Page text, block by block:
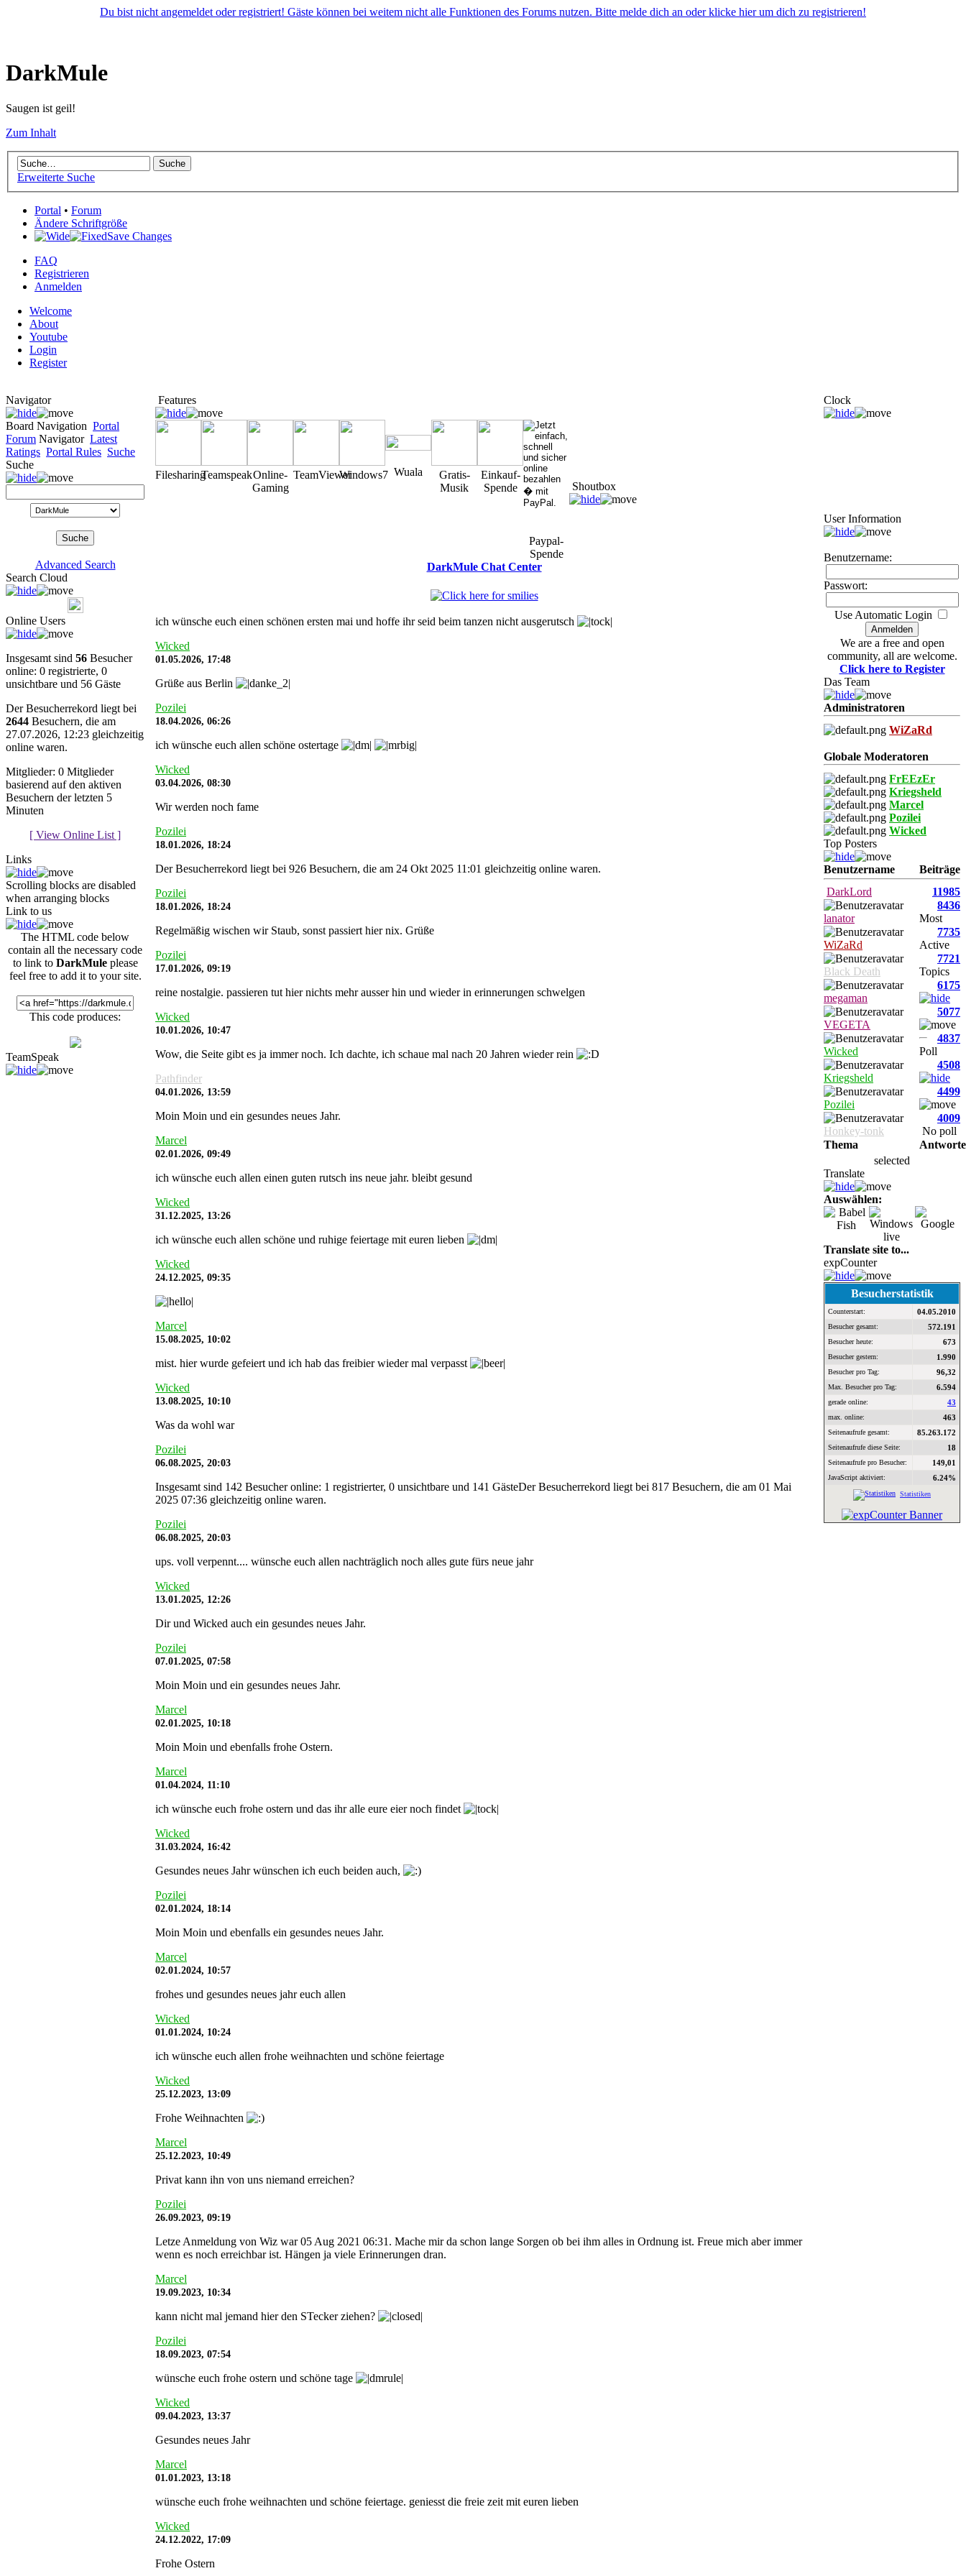
Du bist nicht angemeldet oder registriert! Gäste können bei weitem nicht alle Funktionen des Forums nutzen. Bitte melde dich an oder klicke hier um dich zu registrieren!
DarkMule
Saugen ist geil!
Zum Inhalt
Erweiterte Suche
Portal • Forum
Ändere Schriftgröße
Save Changes
FAQ
Registrieren
Anmelden
Welcome
About
Youtube
Login
Register
Navigator
Board Navigation Portal
Forum Navigator Latest
Ratings Portal Rules Suche
Suche
Advanced Search
Search Cloud
Online Users
Insgesamt sind 56 Besucher
online: 0 registrierte, 0
unsichtbare und 56 Gäste
Der Besucherrekord liegt bei
2644 Besuchern, die am
27.07.2026, 12:23 gleichzeitig
online waren.
Mitglieder: 0 Mitglieder
basierend auf den aktiven
Besuchern der letzten 5
Minuten
[ View Online List ]
Links
Scrolling blocks are disabled
when arranging blocks
Link to us
The HTML code below
contain all the necessary code
to link to DarkMuleplease
feel free to add it to your site.
This code produces:
TeamSpeak
Features
FilesharingTeamspeakOnline-
Gaming
TeamViewerWindows7 Wuala
Gratis-
Musik
Einkauf-
Spende
Paypal-
Spende
Shoutbox
DarkMule Chat Center
ich wünsche euch einen schönen ersten mai und hoffe ihr seid beim tanzen nicht ausgerutsch
Wicked
01.05.2026, 17:48
Grüße aus Berlin
Pozilei
18.04.2026, 06:26
ich wünsche euch allen schöne ostertage
Wicked
03.04.2026, 08:30
Wir werden noch fame
Pozilei
18.01.2026, 18:24
Der Besucherrekord liegt bei 926 Besuchern, die am 24 Okt 2025 11:01 gleichzeitig online waren.
Pozilei
18.01.2026, 18:24
Regelmäßig wischen wir Staub, sonst passiert hier nix. Grüße
Pozilei
17.01.2026, 09:19
reine nostalgie. passieren tut hier nichts mehr ausser hin und wieder in erinnerungen schwelgen
Wicked
10.01.2026, 10:47
Wow, die Seite gibt es ja immer noch. Ich dachte, ich schaue mal nach 20 Jahren wieder rein
Pathfinder
04.01.2026, 13:59
Moin Moin und ein gesundes neues Jahr.
Marcel
02.01.2026, 09:49
ich wünsche euch allen einen guten rutsch ins neue jahr. bleibt gesund
Wicked
31.12.2025, 13:26
ich wünsche euch allen schöne und ruhige feiertage mit euren lieben
Wicked
24.12.2025, 09:35
Marcel
15.08.2025, 10:02
mist. hier wurde gefeiert und ich hab das freibier wieder mal verpasst
Wicked
13.08.2025, 10:10
Was da wohl war
Pozilei
06.08.2025, 20:03
Insgesamt sind 142 Besucher online: 1 registrierter, 0 unsichtbare und 141 GästeDer Besucherrekord liegt bei 817 Besuchern, die am 01 Mai
2025 07:36 gleichzeitig online waren.
Pozilei
06.08.2025, 20:03
ups. voll verpennt.... wünsche euch allen nachträglich noch alles gute fürs neue jahr
Wicked
13.01.2025, 12:26
Dir und Wicked auch ein gesundes neues Jahr.
Pozilei
07.01.2025, 07:58
Moin Moin und ein gesundes neues Jahr.
Marcel
02.01.2025, 10:18
Moin Moin und ebenfalls frohe Ostern.
Marcel
01.04.2024, 11:10
ich wünsche euch frohe ostern und das ihr alle eure eier noch findet
Wicked
31.03.2024, 16:42
Gesundes neues Jahr wünschen ich euch beiden auch,
Pozilei
02.01.2024, 18:14
Moin Moin und ebenfalls ein gesundes neues Jahr.
Marcel
02.01.2024, 10:57
frohes und gesundes neues jahr euch allen
Wicked
01.01.2024, 10:24
ich wünsche euch allen frohe weihnachten und schöne feiertage
Wicked
25.12.2023, 13:09
Frohe Weihnachten
Marcel
25.12.2023, 10:49
Privat kann ihn von uns niemand erreichen?
Pozilei
26.09.2023, 09:19
Letze Anmeldung von Wiz war 05 Aug 2021 06:31. Mache mir da schon lange Sorgen ob bei ihm alles in Ordnung ist. Freue mich aber immer
wenn es noch erreichbar ist. Hängen ja viele Erinnerungen dran.
Marcel
19.09.2023, 10:34
kann nicht mal jemand hier den STecker ziehen?
Pozilei
18.09.2023, 07:54
wünsche euch frohe ostern und schöne tage
Wicked
09.04.2023, 13:37
Gesundes neues Jahr
Marcel
01.01.2023, 13:18
wünsche euch frohe weihnachten und schöne feiertage. geniesst die freie zeit mit euren lieben
Wicked
24.12.2022, 17:09
Frohe Ostern
Clock
User Information
Benutzername:
Passwort:
Use Automatic Login
We are a free and open
community, all are welcome.
Click here to Register
Das Team
Administratoren
WiZaRd
Globale Moderatoren
FrEEzEr
Kriegsheld
Marcel
Pozilei
Wicked
Top Posters
Benutzername
Beiträge
DarkLord
11985
lanator
8436
WiZaRd
7735
Black Death
7721
megaman
6175
VEGETA
5077
Wicked
4837
Kriegsheld
4508
Pozilei
4499
Honkey-tonk
4009
Most
Active
Topics
Thema
Poll
No poll
selected
Translate
Auswählen:
Translate site to...
expCounter
Besucherstatistik
Counterstart: 04.05.2010
Besucher gesamt: 572.191
Besucher heute: 673
Besucher gestern: 1.990
Besucher pro Tag: 96,32
Max. Besucher pro Tag: 6.594
gerade online: 43
max. online: 463
Seitenaufrufe gesamt: 85.263.172
Seitenaufrufe diese Seite: 18
Seitenaufrufe pro Besucher: 149,01
JavaScript aktiviert: 6.24%
Statistiken